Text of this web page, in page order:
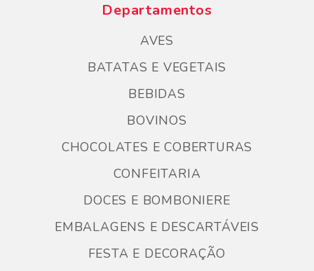
Departamentos
AVES
BATATAS E VEGETAIS
BEBIDAS
BOVINOS
CHOCOLATES E COBERTURAS
CONFEITARIA
DOCES E BOMBONIERE
EMBALAGENS E DESCARTÁVEIS
FESTA E DECORAÇÃO